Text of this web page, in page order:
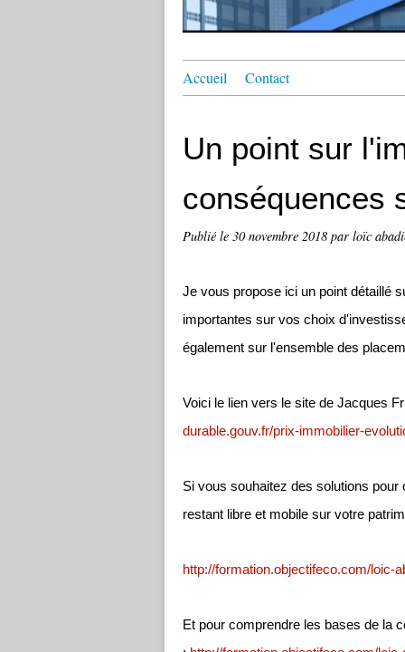
Accueil Contact
Un point sur
conséquences
Publié le 30 novembre 2018 par loïc
Je vous propose ici un point détaillé
importantes sur vos choix
également sur l'ensemble des
Voici le lien vers le site de Jacques
durable.gouv.fr/prix-immobilier-
Si vous souhaitez des solutions
restant libre et mobile sur votre
http://formation.objectifeco.com/loic-
Et pour comprendre les bases de la